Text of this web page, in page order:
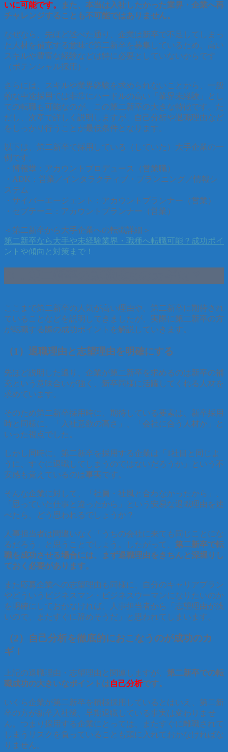
いに可能です。
また、本当は入社したかった業界・企業へ再
チャレンジすることも不可能ではありません。
なぜなら、先ほど述べた通り、企業は新卒で不足してしまっ
た人材を補充する意味で第二新卒を募集しているため、高い
スキルや豊富な経験などは特に必要としていないからです
（ポテンシャル採用）。
さらには、スキルや業界経験を求められないことから、一般
的な中途採用では非常にハードルの高い「業界未経験」とし
ての転職も可能なのが、この第二新卒の大きな特徴です。た
だし、次章で詳しく説明しますが、自己分析や退職理由など
をしっかり行うことが最低条件となります。
以下は、第二新卒で採用している（していた）大手企業の一
例です。
・博報堂：アカウントプロデュース（営業職）
・ADK：営業／インタラクティブ・プランニング／情報シ
ステム
・サイバーエージェント：アカウントプランナー（営業）
・セプテーニ：アカウントプランナー（営業）
＜第二新卒から大手企業への転職詳細＞
第二新卒なら大手や未経験業界・職種へ転職可能？成功ポイ
ントや傾向と対策まで！
ここまで第二新卒の人気が高い理由や、第二新卒に期待され
ていることなどを説明してきましたが、実際に第二新卒の方
が転職する際の成功ポイントを解説していきます。
（1）退職理由と志望理由を明確にする
先ほど説明した通り、企業が第二新卒を求めるのは新卒の補
充という意味合いが強く、新卒同様に活躍してくれる人材を
求めています。
そのため第二新卒採用時に、期待している要素は、新卒採用
時と同様に、「入社意欲の高さ」、「会社に合う人材か」と
いった視点でした。
しかし同時に、第二新卒を採用する企業は「1社目と同じよ
うに、すぐに退職してしまうのではないだろうか」という不
安感も覚えているのは事実です。
そんな企業に対して、「社員・社風と合わなかったから」、
「思っていた仕事と違ったから」という安易な退職理由を述
べたら、どう思われるでしょうか？
人事担当者は間違いなく「うちの会社に来ても同じことにな
るだろう」と思うことでしょう。したがって、 第二新卒で転
職を成功させる場合には、まず退職理由をきちんと深堀りし
ておく必要があります。
また応募企業への志望理由も同様に、自分のキャリアプラン
やどういうビジネスマン・ビジネスウーマンになりたいのか
を明確にしておかなければ、人事担当者から「志望理由が浅
いので、またすぐに辞めそうだ」と思われてしまいます。
（2）自己分析を徹底的におこなうのが成功のカ
ギ！
上記の退職理由・志望理由と関連しますが、 第二新卒での転
職成功の大きいなポイントは自己分析です。
いくら企業が第二新卒を積極採用しているとはいえ、第二新
卒の方が新卒入社後、早期退職している事実は変わりませ
ん。つまり採用する企業にとっては、またすぐに離職されて
しまうリスクを負っていることも頭に入れておかなければな
りません。